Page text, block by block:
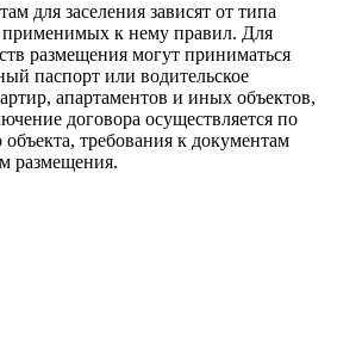
для заселения зависят от типа
применимых к нему правил. Для
размещения могут приниматься
паспорт или водительское
апартаментов и иных объектов,
договора осуществляется по
требования к документам
размещения.